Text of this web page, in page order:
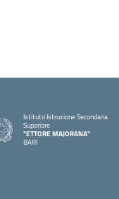
Istituto Istruzione Secondaria
Superiore
"ETTORE MAJORANA"
BARI